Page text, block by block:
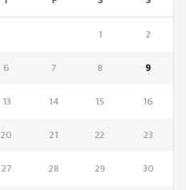
1
2
6 7 8
9
13 14 15
16
20 21 22
23
27 28 29
30